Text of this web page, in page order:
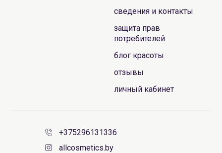
сведения и контакты
защита прав
потребителей
блог красоты
отзывы
личный кабинет
+375296131336
allcosmetics.by